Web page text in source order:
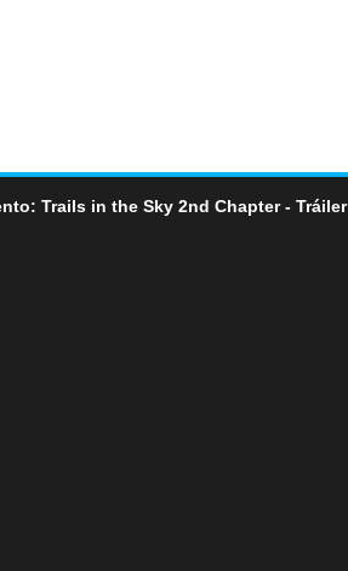
Trails in the Sky 2nd Chapter - Tráiler